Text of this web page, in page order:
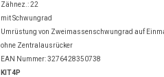
Zähnez.: 22
mit Schwungrad
Umrüstung von Zweimassenschwungrad auf
ohne Zentralausrücker
EAN Nummer: 3276428350738
KIT4P